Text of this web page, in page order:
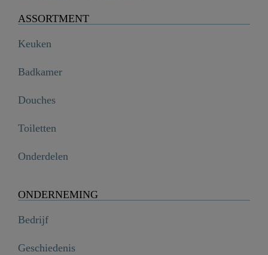
ASSORTMENT
Keuken
Badkamer
Douches
Toiletten
Onderdelen
ONDERNEMING
Bedrijf
Geschiedenis